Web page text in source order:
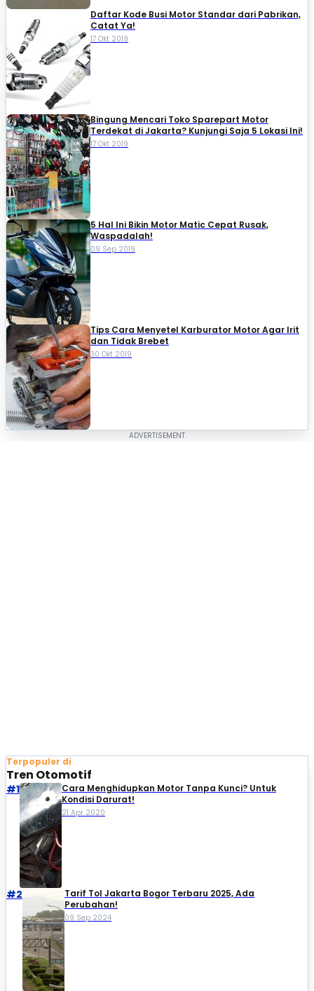
Daftar Kode Busi Motor Standar dari Pabrikan,
Catat Ya!
17 Okt 2019
Bingung Mencari Toko Sparepart Motor
Terdekat di Jakarta? Kunjungi Saja 5 Lokasi Ini!
17 Okt 2019
5 Hal Ini Bikin Motor Matic Cepat Rusak,
Waspadalah!
09 Sep 2019
Tips Cara Menyetel Karburator Motor Agar Irit
dan Tidak Brebet
30 Okt 2019
Terpopuler di
Tren Otomotif
#1
Cara Menghidupkan Motor Tanpa Kunci? Untuk
Kondisi Darurat!
21 Apr 2020
#2
Tarif Tol Jakarta Bogor Terbaru 2025, Ada
Perubahan!
09 Sep 2024